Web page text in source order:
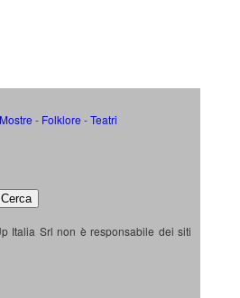
Mostre - Folklore -Teatri
Italia Srl non è responsabile dei siti